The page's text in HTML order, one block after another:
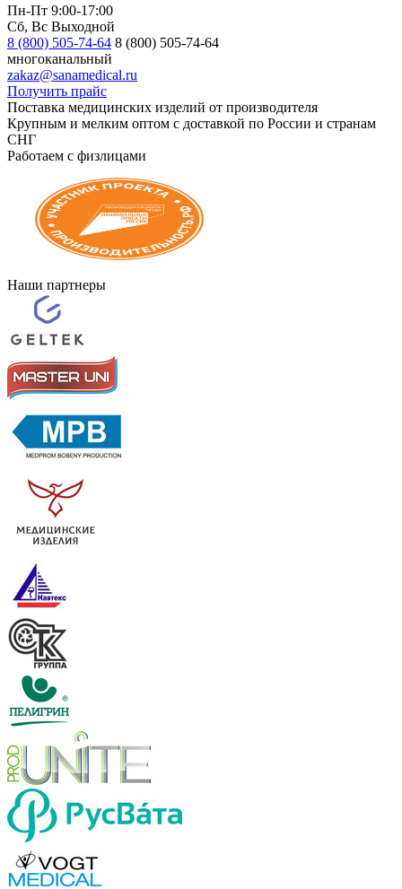
Пн-Пт 9:00-17:00
Сб, Вс Выходной
8 (800) 505-74-64 8 (800) 505-74-64
многоканальный
zakaz@sanamedical.ru
Получить прайс
Поставка медицинских изделий от производителя
Крупным и мелким оптом с доставкой по России и странам
СНГ
Работаем с физлицами
Наши партнеры